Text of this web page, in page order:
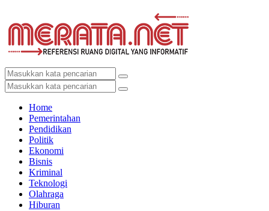
Home
Pemerintahan
Pendidikan
Politik
Ekonomi
Bisnis
Kriminal
Teknologi
Olahraga
Hiburan